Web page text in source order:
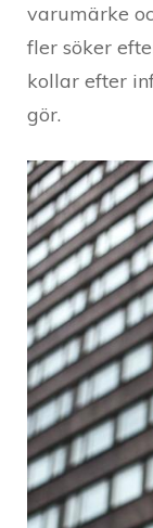
varumärke
fler söker
kollar efter
gör.